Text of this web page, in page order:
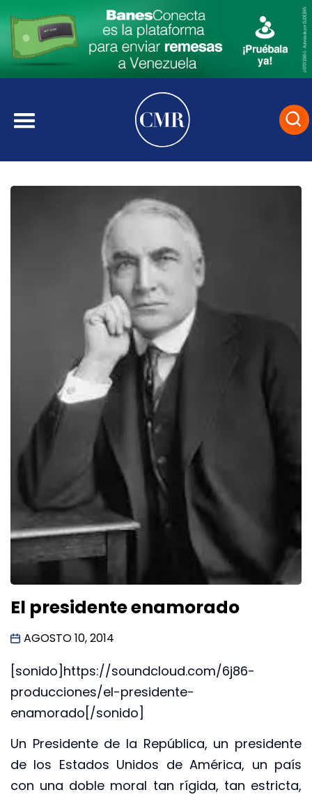
El presidente enamorado
AGOSTO 10, 2014
[sonido]https://soundcloud.com/6j86-
producciones/el-presidente-
enamorado[/sonido]
Un Presidente de la República, un presidente
de los Estados Unidos de América, un país
con una doble moral tan rígida, tan estricta,